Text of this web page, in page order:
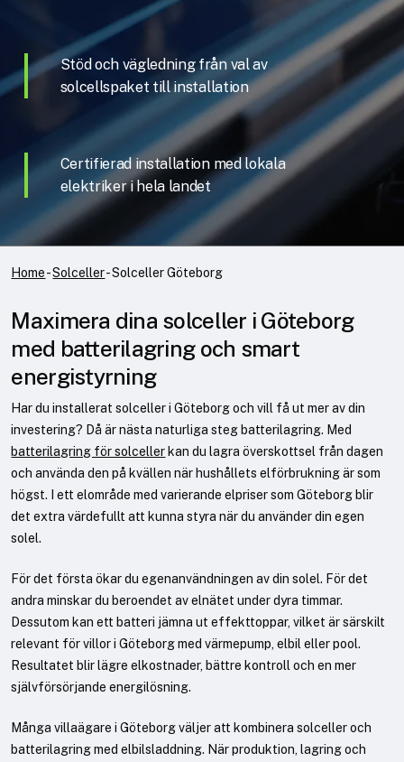
Stöd och vägledning från val av
solcellspaket till installation
Certifierad installation med lokala
elektriker i hela landet
Home-Solceller-Solceller Göteborg
Maximera dina solceller i Göteborg
med batterilagring och smart
energistyrning
Har du installerat solceller i Göteborg och vill få ut mer av din
investering? Då är nästa naturliga steg batterilagring. Med
batterilagring för solceller kan du lagra överskottsel från dagen
och använda den på kvällen när hushållets elförbrukning är som
högst. I ett elområde med varierande elpriser som Göteborg blir
det extra värdefullt att kunna styra när du använder din egen
solel.
För det första ökar du egenanvändningen av din solel. För det
andra minskar du beroendet av elnätet under dyra timmar.
Dessutom kan ett batteri jämna ut effekttoppar, vilket är särskilt
relevant för villor i Göteborg med värmepump, elbil eller pool.
Resultatet blir lägre elkostnader, bättre kontroll och en mer
självförsörjande energilösning.
Många villaägare i Göteborg väljer att kombinera solceller och
batterilagring med elbilsladdning. När produktion, lagring och